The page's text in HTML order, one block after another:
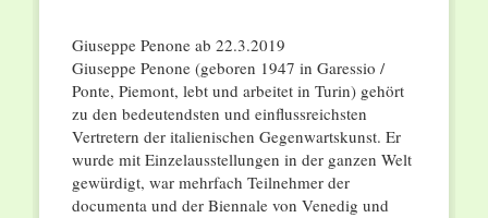
Giuseppe Penone ab 22.3.2019
Giuseppe Penone (geboren 1947 in Garessio /
Ponte, Piemont, lebt und arbeitet in Turin) gehört
zu den bedeutendsten und einflussreichsten
Vertretern der italienischen Gegenwartskunst. Er
wurde mit Einzelausstellungen in der ganzen Welt
gewürdigt, war mehrfach Teilnehmer der
documenta und der Biennale von Venedig und